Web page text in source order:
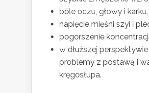
bóle oczu, głowy i karku,
napięcie mięśni szyi i
pogorszenie
w dłuższej perspektywie
problemy z postawą i
kręgosłupa.